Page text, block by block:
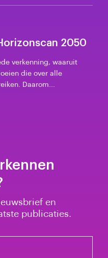
2050
verkenning, waaruit
die over alle
Daarom...
en
publicaties.